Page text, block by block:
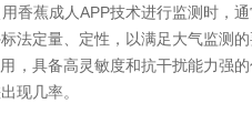
香蕉成人APP技术进行监测时，
法定量、定性，以满足大气监测
，具备高灵敏度和抗干扰能力强
现几率。